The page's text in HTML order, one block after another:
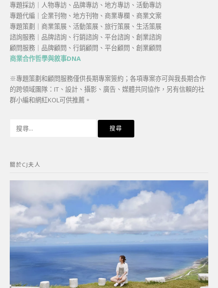
專題採訪｜人物專訪、品牌專訪、地方專訪、活動專訪
專題代編｜企業刊物、地方刊物、商業專欄、商業文案
專題策劃｜商業策展、活動策展、旅行策展、生活策展
諮詢服務｜品牌諮詢、行銷諮詢、平台諮詢、創業諮詢
顧問服務｜品牌顧問、行銷顧問、平台顧問、創業顧問
商業合作哲學與敘事DNA
※專題策劃和顧問服務僅供長期專案簽約；各項專案亦可與我長期合作
的跨領域團隊：IT、設計、攝影、廣告、媒體共同協作，另有信賴的社
群小編和網紅KOL可供推薦。
字:
關於CJ夫人